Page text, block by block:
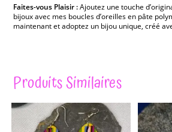
Faites-vous Plaisir :Ajoutez une touche
bijoux avec mes boucles d’oreilles en pâte
maintenant et adoptez un bijou unique, créé
Produits Similaires